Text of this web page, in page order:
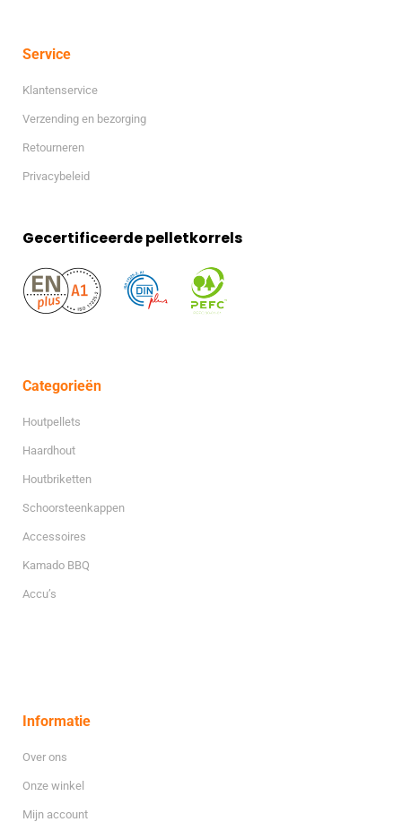
Service
Klantenservice
Verzending en bezorging
Retourneren
Privacybeleid
Gecertificeerde pelletkorrels
Categorieën
Houtpellets
Haardhout
Houtbriketten
Schoorsteenkappen
Accessoires
Kamado BBQ
Accu’s
Informatie
Over ons
Onze winkel
Mijn account